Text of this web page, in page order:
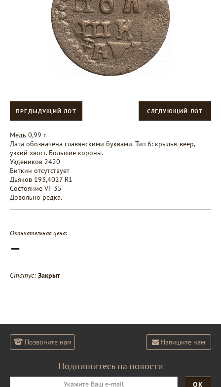
ПРЕДЫДУЩИЙ ЛОТ СЛЕДУЮЩИЙ ЛОТ
Медь 0,99 г.
Дата обозначена славянскими буквами. Тип 6: крылья-веер,
узкий хвост. Большие короны.
Уздеников 2420
Биткин отсутствует
Дьяков 193,4027 R1
Состояние VF 35
Довольно редка.
Окончательная цена:
—
Статус: Закрыт
Позвоните нам Напишите нам
Подпишитесь на новости
ОК